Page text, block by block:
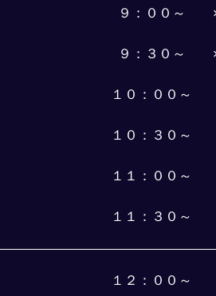
９：００～　　
９：３０～　　
１０：００～　
１０：３０～　
１１：００～　
１１：３０～　
１２：００～　